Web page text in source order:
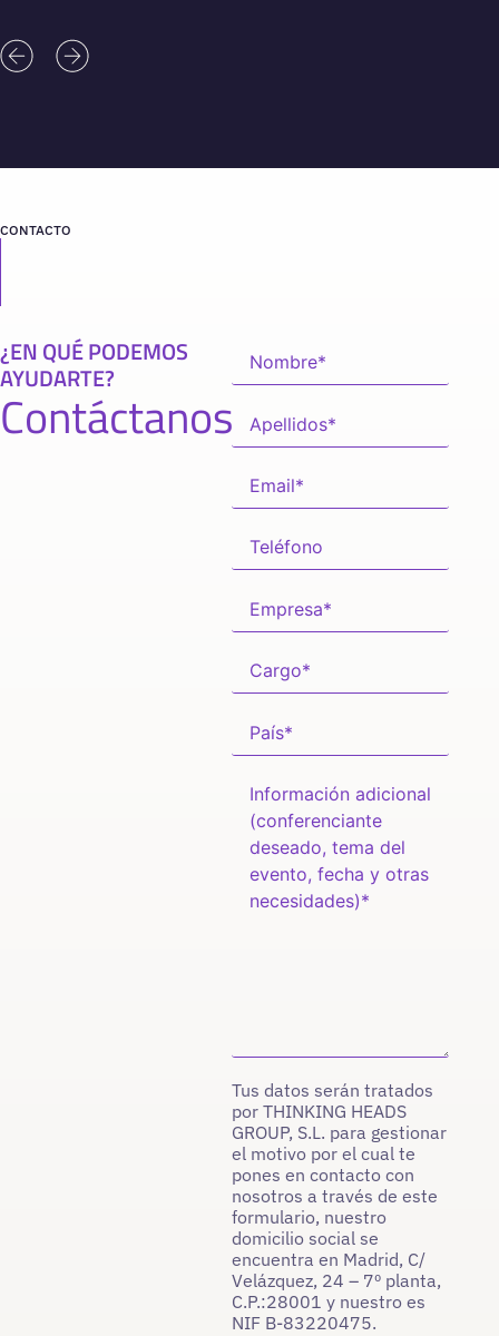
CONTACTO
¿EN QUÉ PODEMOS
AYUDARTE?
Contáctanos
Tus datos serán tratados
por THINKING HEADS
GROUP, S.L. para gestionar
el motivo por el cual te
pones en contacto con
nosotros a través de este
formulario, nuestro
domicilio social se
encuentra en Madrid, C/
Velázquez, 24 – 7º planta,
C.P.:28001 y nuestro es
NIF B-83220475.